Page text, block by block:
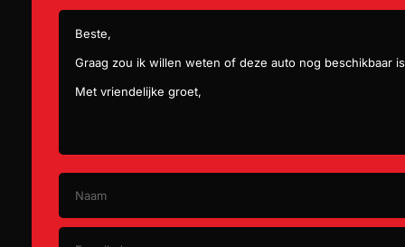
Anti Blokkeer Systeem
bandenspanningscontrolesysteem
buitenspiegels elektrisch verstel- en verwarmbaar